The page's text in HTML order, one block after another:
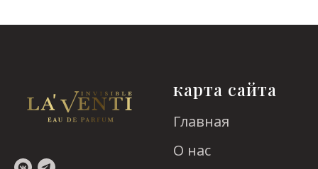
карта сайта
Главная
О нас